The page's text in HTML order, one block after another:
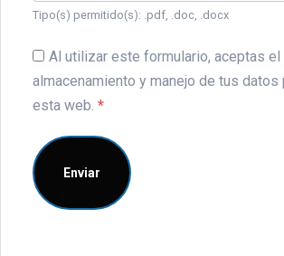
Tipo(s) permitido(s): .pdf, .doc, .docx
Al utilizar este formulario, aceptas el
almacenamiento y manejo de tus datos
esta web. *